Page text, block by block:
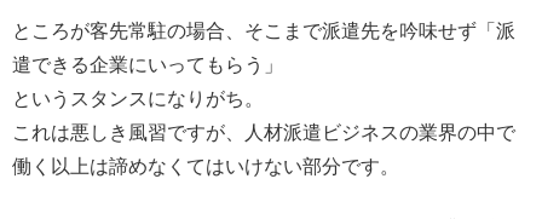
ところが客先常駐の場合、そこまで派遣先を吟味せず「派
遣できる企業にいってもらう」
というスタンスになりがち。
これは悪しき風習ですが、人材派遣ビジネスの業界の中で
働く以上は諦めなくてはいけない部分です。